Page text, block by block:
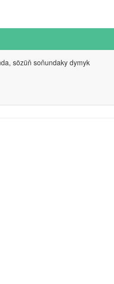
sözüň soňundaky dymyk